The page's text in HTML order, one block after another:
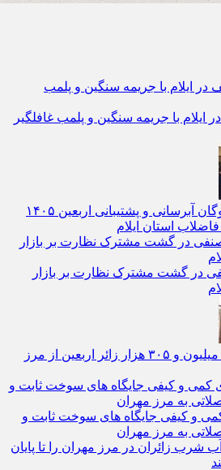
با جریمه سنگین و پلمب غافلگیر
استان ایلام
صنفی در گشت مشترک نظارت بر بازار
کمی و کیفی جایگاه‌ های سوخت ثابت و
به مرز مهران